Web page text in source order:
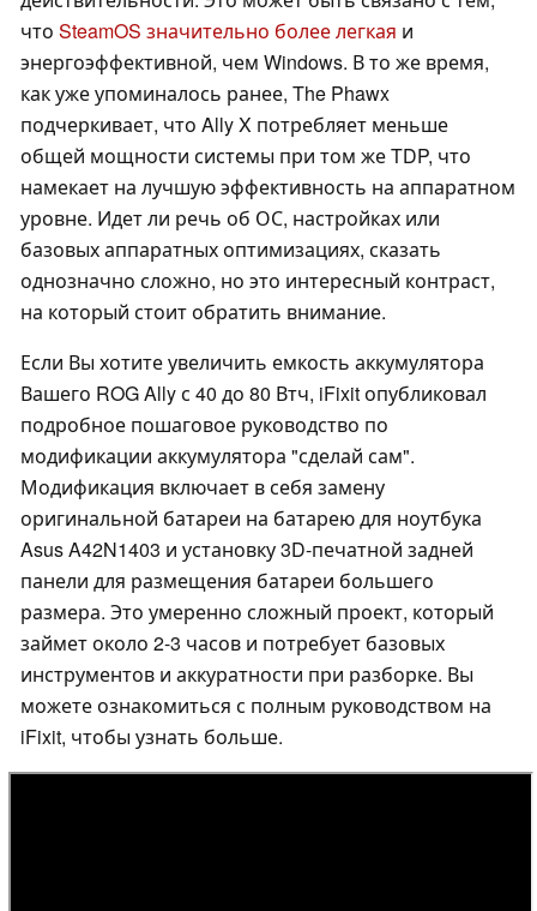
что SteamOS значительно более легкая и
энергоэффективной, чем Windows. В то же время,
как уже упоминалось ранее, The Phawx
подчеркивает, что Ally X потребляет меньше
общей мощности системы при том же TDP, что
намекает на лучшую эффективность на аппаратном
уровне. Идет ли речь об ОС, настройках или
базовых аппаратных оптимизациях, сказать
однозначно сложно, но это интересный контраст,
на который стоит обратить внимание.
Если Вы хотите увеличить емкость аккумулятора
Вашего ROG Ally с 40 до 80 Втч, iFixit опубликовал
подробное пошаговое руководство по
модификации аккумулятора "сделай сам".
Модификация включает в себя замену
оригинальной батареи на батарею для ноутбука
Asus A42N1403 и установку 3D-печатной задней
панели для размещения батареи большего
размера. Это умеренно сложный проект, который
займет около 2-3 часов и потребует базовых
инструментов и аккуратности при разборке. Вы
можете ознакомиться с полным руководством на
iFixit, чтобы узнать больше.